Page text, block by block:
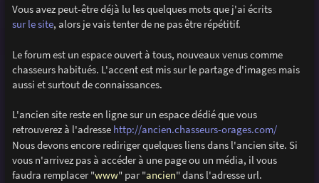
Vous avez peut-être déjà lu les quelques mots que j'ai écrits
sur le site, alors je vais tenter de ne pas être répétitif.
Le forum est un espace ouvert à tous, nouveaux venus comme
chasseurs habitués. L'accent est mis sur le partage d'images mais
aussi et surtout de connaissances.
L'ancien site reste en ligne sur un espace dédié que vous
retrouverez à l'adresse http://ancien.chasseurs-orages.com/
Nous devons encore rediriger quelques liens dans l'ancien site. Si
vous n'arrivez pas à accéder à une page ou un média, il vous
faudra remplacer "www" par "ancien" dans l'adresse url.